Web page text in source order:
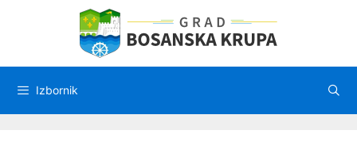
Izbornik